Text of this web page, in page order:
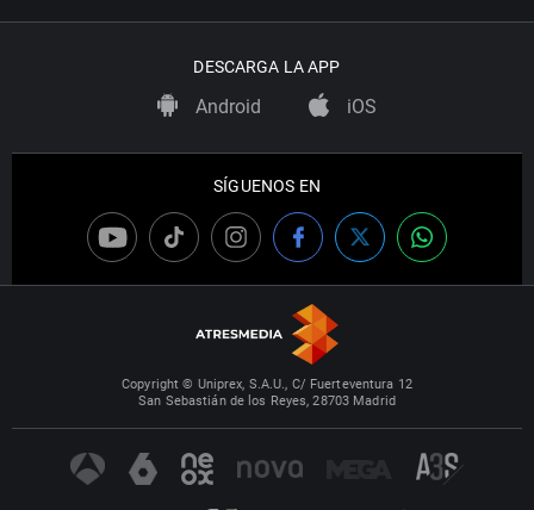
DESCARGA LA APP
Android iOS
SÍGUENOS EN
Copyright © Uniprex, S.A.U., C/ Fuerteventura 12
San Sebastián de los Reyes, 28703 Madrid